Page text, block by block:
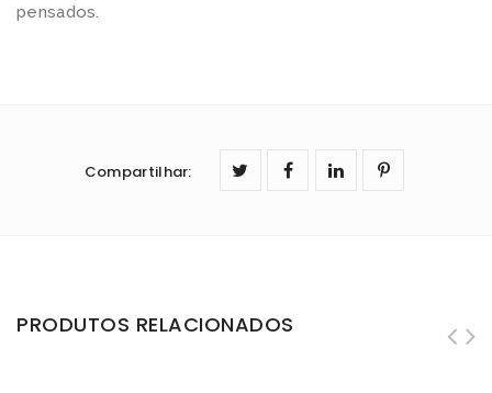
pensados.
Compartilhar:
PRODUTOS RELACIONADOS